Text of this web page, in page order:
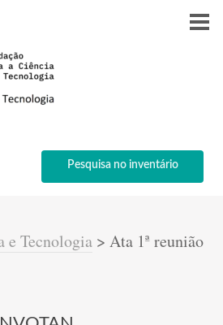
Pesquisa no inventário
e Tecnologia >Ata 1ª reunião